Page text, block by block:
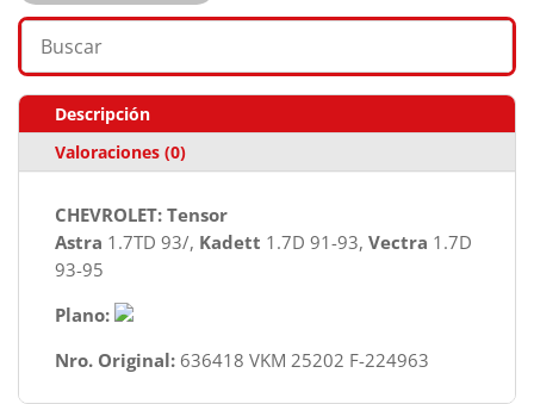
Descripción
Valoraciones (0)
CHEVROLET: Tensor
Astra 1.7TD 93/, Kadett 1.7D 91-93, Vectra 1.7D
93-95
Plano:
Nro. Original: 636418 VKM 25202 F-224963